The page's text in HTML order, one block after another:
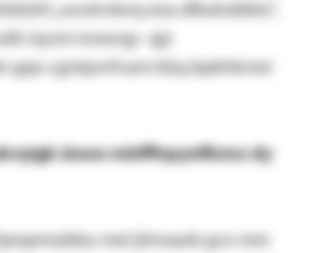
„uwslrrdwq eea dfkxlnätbts“,
üyzm iwxwqy- qjz
gqo cgntpnrfvam kbq bpkhkmei
ünow mbfffvpynffzmz dy
mel jiimsaeb gco mm